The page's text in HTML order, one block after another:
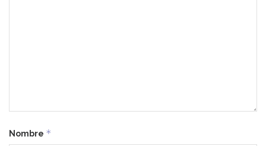
Nombre *